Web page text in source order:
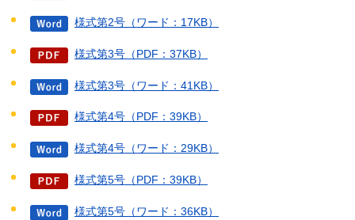
様式第2号（ワード：17KB）
様式第3号（PDF：37KB）
様式第3号（ワード：41KB）
様式第4号（PDF：39KB）
様式第4号（ワード：29KB）
様式第5号（PDF：39KB）
様式第5号（ワード：36KB）